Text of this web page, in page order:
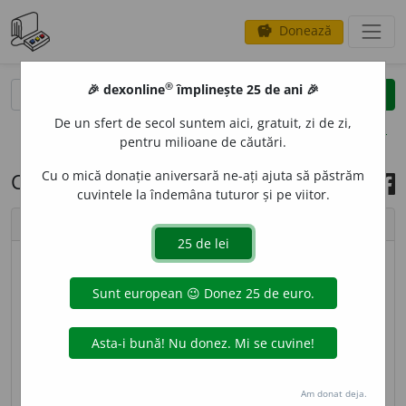
savings Donează
opțiuni
Cuvântul zilei, 11 iunie 2025
© imagine Ștefania
F, recife, s. n.(Geol.) Formație de stânci
submarine, clădite de organisme (corali, alge etc.)
calde și care secretă carbonat de calciu. [Pl.și:
🎉 dexonline® împlinește 25 de ani 🎉
De un sfert de secol suntem aici, gratuit, zi de zi,
pentru milioane de căutări.
Cu o mică donație aniversară ne-ați ajuta să păstrăm
cuvintele la îndemâna tuturor și pe viitor.
Am donat deja.